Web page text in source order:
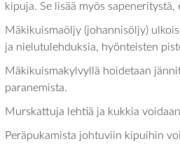
kipuja. Se lisää myös
Mäkikuismaöljy (johannisöljy)
ja nielutulehduksia, hyönteisten
Mäkikuismakylvyllä hoidetaan
paranemista.
Murskattuja lehtiä ja kukkia
Peräpukamista johtuviin kipuihin